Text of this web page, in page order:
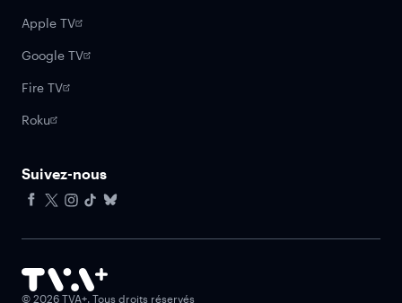
Apple TV
Google TV
Fire TV
Roku
Suivez-nous
© 2026 TVA+. Tous droits réservés